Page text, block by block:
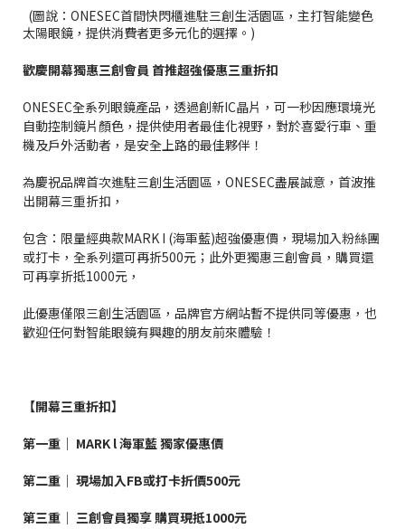
(圖說：ONESEC首間快閃櫃進駐三創生活園區，主打智能變色
太陽眼鏡，提供消費者更多元化的選擇。)
歡慶開幕獨惠三創會員 首推超強優惠三重折扣
ONESEC全系列眼鏡產品，透過創新IC晶片，可一秒因應環境光
自動控制鏡片顏色，提供使用者最佳化視野，對於喜愛行車、重
機及戶外活動者，是安全上路的最佳夥伴！
為慶祝品牌首次進駐三創生活園區，ONESEC盡展誠意，首波推
出開幕三重折扣，
包含：限量經典款MARK I (海軍藍)超強優惠價，現場加入粉絲團
或打卡，全系列還可再折500元；此外更獨惠三創會員，購買還
可再享折抵1000元，
此優惠僅限三創生活園區，品牌官方網站暫不提供同等優惠，也
歡迎任何對智能眼鏡有興趣的朋友前來體驗！
【開幕三重折扣】
第一重｜ MARK l海軍藍獨家優惠價
第二重｜ 現場加入FB或打卡折價500元
第三重｜ 三創會員獨享購買現抵1000元